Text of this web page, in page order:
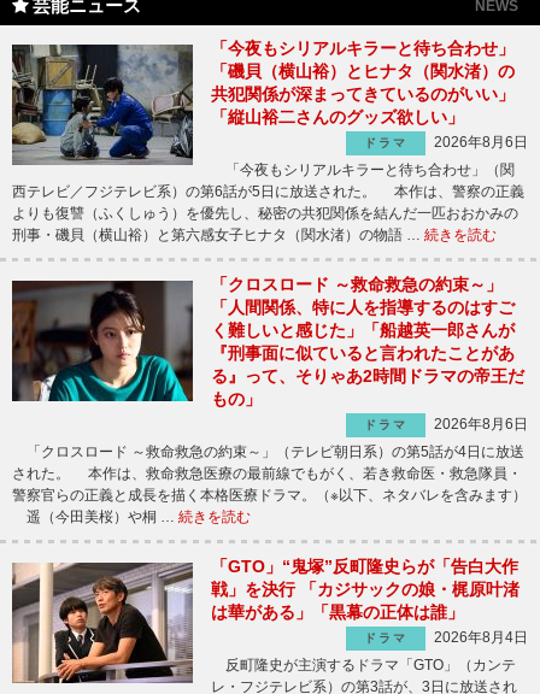
芸能ニュース NEWS
「今夜もシリアルキラーと待ち合わせ」
「磯貝（横山裕）とヒナタ（関水渚）の
共犯関係が深まってきているのがいい」
「縦山裕二さんのグッズ欲しい」
ドラマ
2026年8月6日
「今夜もシリアルキラーと待ち合わせ」（関
西テレビ／フジテレビ系）の第6話が5日に放送された。 本作は、警察の正義
よりも復讐（ふくしゅう）を優先し、秘密の共犯関係を結んだ一匹おおかみの
刑事・磯貝（横山裕）と第六感女子ヒナタ（関水渚）の物語 … 続きを読む
「クロスロード ～救命救急の約束～」
「人間関係、特に人を指導するのはすご
く難しいと感じた」「船越英一郎さんが
『刑事面に似ていると言われたことがあ
る』って、そりゃあ2時間ドラマの帝王だ
もの」
ドラマ
2026年8月6日
「クロスロード ～救命救急の約束～」（テレビ朝日系）の第5話が4日に放送
された。 本作は、救命救急医療の最前線でもがく、若き救命医・救急隊員・
警察官らの正義と成長を描く本格医療ドラマ。（※以下、ネタバレを含みます）
遥（今田美桜）や桐 … 続きを読む
「GTO」“鬼塚”反町隆史らが「告白大作
戦」を決行 「カジサックの娘・梶原叶渚
は華がある」「黒幕の正体は誰」
ドラマ
2026年8月4日
反町隆史が主演するドラマ「GTO」（カンテ
レ・フジテレビ系）の第3話が、3日に放送され